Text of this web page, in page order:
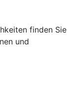
finden Sie
und